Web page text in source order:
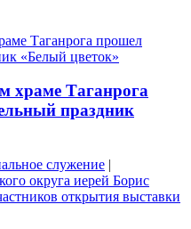
храме Таганрога
праздник
служение |